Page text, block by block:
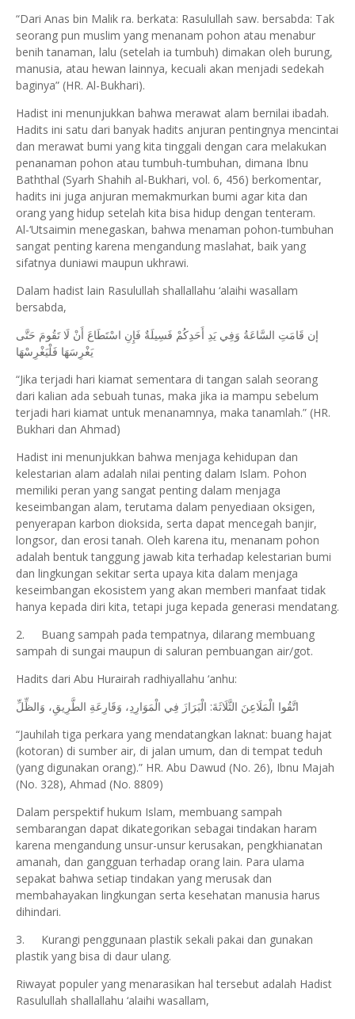
“Dari Anas bin Malik ra. berkata: Rasulullah saw. bersabda: Tak
seorang pun muslim yang menanam pohon atau menabur
benih tanaman, lalu (setelah ia tumbuh) dimakan oleh burung,
manusia, atau hewan lainnya, kecuali akan menjadi sedekah
baginya” (HR. Al-Bukhari).
Hadist ini menunjukkan bahwa merawat alam bernilai ibadah.
Hadits ini satu dari banyak hadits anjuran pentingnya mencintai
dan merawat bumi yang kita tinggali dengan cara melakukan
penanaman pohon atau tumbuh-tumbuhan, dimana Ibnu
Baththal (Syarh Shahih al-Bukhari, vol. 6, 456) berkomentar,
hadits ini juga anjuran memakmurkan bumi agar kita dan
orang yang hidup setelah kita bisa hidup dengan tenteram.
Al-‘Utsaimin menegaskan, bahwa menaman pohon-tumbuhan
sangat penting karena mengandung maslahat, baik yang
sifatnya duniawi maupun ukhrawi.
Dalam hadist lain Rasulullah shallallahu ‘alaihi wasallam
bersabda,
إن قَامَتِ السَّاعَةُ وَفِي يَدِ أَحَدِكُمْ فَسِيلَةٌ فَإِنِ اسْتَطَاعَ أَنْ لَا تَقُومَ حَتَّى
يَغْرِسَهَا فَلْيَغْرِسْهَا
“Jika terjadi hari kiamat sementara di tangan salah seorang
dari kalian ada sebuah tunas, maka jika ia mampu sebelum
terjadi hari kiamat untuk menanamnya, maka tanamlah.” (HR.
Bukhari dan Ahmad)
Hadist ini menunjukkan bahwa menjaga kehidupan dan
kelestarian alam adalah nilai penting dalam Islam. Pohon
memiliki peran yang sangat penting dalam menjaga
keseimbangan alam, terutama dalam penyediaan oksigen,
penyerapan karbon dioksida, serta dapat mencegah banjir,
longsor, dan erosi tanah. Oleh karena itu, menanam pohon
adalah bentuk tanggung jawab kita terhadap kelestarian bumi
dan lingkungan sekitar serta upaya kita dalam menjaga
keseimbangan ekosistem yang akan memberi manfaat tidak
hanya kepada diri kita, tetapi juga kepada generasi mendatang.
2.
Buang sampah pada tempatnya, dilarang membuang
sampah di sungai maupun di saluran pembuangan air/got.
Hadits dari Abu Hurairah radhiyallahu ‘anhu:
اتَّقُوا الْمَلَاعِنَ الثَّلَاثَةَ: الْبَرَازَ فِي الْمَوَارِدِ، وَقَارِعَةِ الطَّرِيقِ، وَالظِّلِّ
“Jauhilah tiga perkara yang mendatangkan laknat: buang hajat
(kotoran) di sumber air, di jalan umum, dan di tempat teduh
(yang digunakan orang).” HR. Abu Dawud (No. 26), Ibnu Majah
(No. 328), Ahmad (No. 8809)
Dalam perspektif hukum Islam, membuang sampah
sembarangan dapat dikategorikan sebagai tindakan haram
karena mengandung unsur-unsur kerusakan, pengkhianatan
amanah, dan gangguan terhadap orang lain. Para ulama
sepakat bahwa setiap tindakan yang merusak dan
membahayakan lingkungan serta kesehatan manusia harus
dihindari.
3.
Kurangi penggunaan plastik sekali pakai dan gunakan
plastik yang bisa di daur ulang.
Riwayat populer yang menarasikan hal tersebut adalah Hadist
Rasulullah shallallahu ‘alaihi wasallam,